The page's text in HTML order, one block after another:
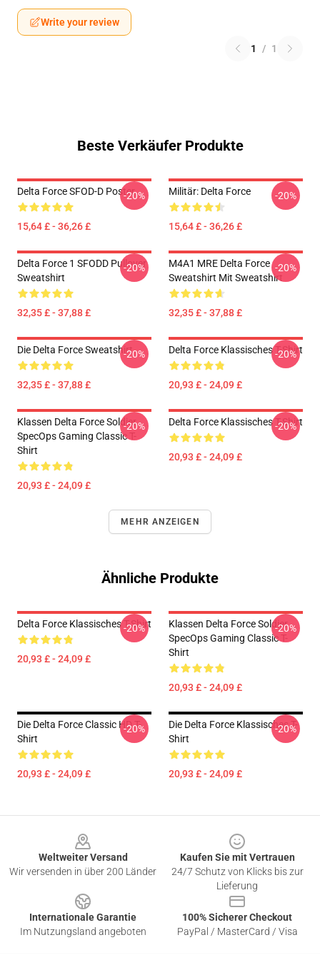
Write your review
1 / 1
Beste Verkäufer Produkte
Delta Force SFOD-D Poster
15,64 £ - 36,26 £
-20% Militär: Delta Force
15,64 £ - 36,26 £
-20%
Delta Force 1 SFODD Pullover
Sweatshirt
32,35 £ - 37,88 £
-20%
M4A1 MRE Delta Force
Sweatshirt Mit Sweatshirt
32,35 £ - 37,88 £
-20%
Die Delta Force Sweatshirt
32,35 £ - 37,88 £
-20% Delta Force Klassisches T-Shirt
20,93 £ - 24,09 £
-20%
Klassen Delta Force Soldier
SpecOps Gaming Classic T-
Shirt
20,93 £ - 24,09 £
-20% Delta Force Klassisches T-Shirt
20,93 £ - 24,09 £
-20%
MEHR ANZEIGEN
Ähnliche Produkte
Delta Force Klassisches T-Shirt
20,93 £ - 24,09 £
-20%
Klassen Delta Force Soldier
SpecOps Gaming Classic T-
Shirt
20,93 £ - 24,09 £
-20%
Die Delta Force Classic HD T-
Shirt
20,93 £ - 24,09 £
-20%
Die Delta Force Klassisches T-
Shirt
20,93 £ - 24,09 £
-20%
Weltweiter Versand
Wir versenden in über 200 Länder
Kaufen Sie mit Vertrauen
24/7 Schutz von Klicks bis zur
Lieferung
Internationale Garantie
Im Nutzungsland angeboten
100% Sicherer Checkout
PayPal / MasterCard / Visa